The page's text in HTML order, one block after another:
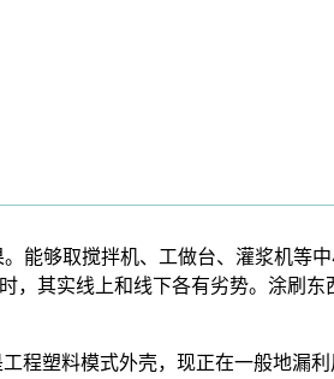
够取搅拌机、工做台、灌浆机等
其实线上和线下各有劣势。涂刷
塑料模式外壳，现正在一般地漏